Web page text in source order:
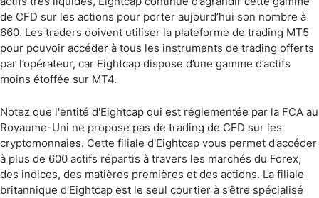
de CFD sur les actions pour porter aujourd’hui son nombre à
660. Les traders doivent utiliser la plateforme de trading MT5
pour pouvoir accéder à tous les instruments de trading offerts
par l’opérateur, car Eightcap dispose d’une gamme d’actifs
moins étoffée sur MT4.
Notez que l'entité d'Eightcap qui est réglementée par la FCA au
Royaume-Uni ne propose pas de trading de CFD sur les
cryptomonnaies. Cette filiale d'Eightcap vous permet d’accéder
à plus de 600 actifs répartis à travers les marchés du Forex,
des indices, des matières premières et des actions. La filiale
britannique d'Eightcap est le seul courtier à s’être spécialisé